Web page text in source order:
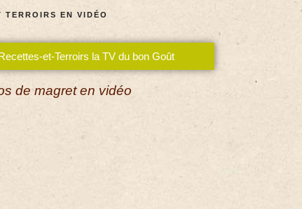
TERROIRS EN VIDÉO
et-Terroirs la TV du bon Goût
de magret en vidéo